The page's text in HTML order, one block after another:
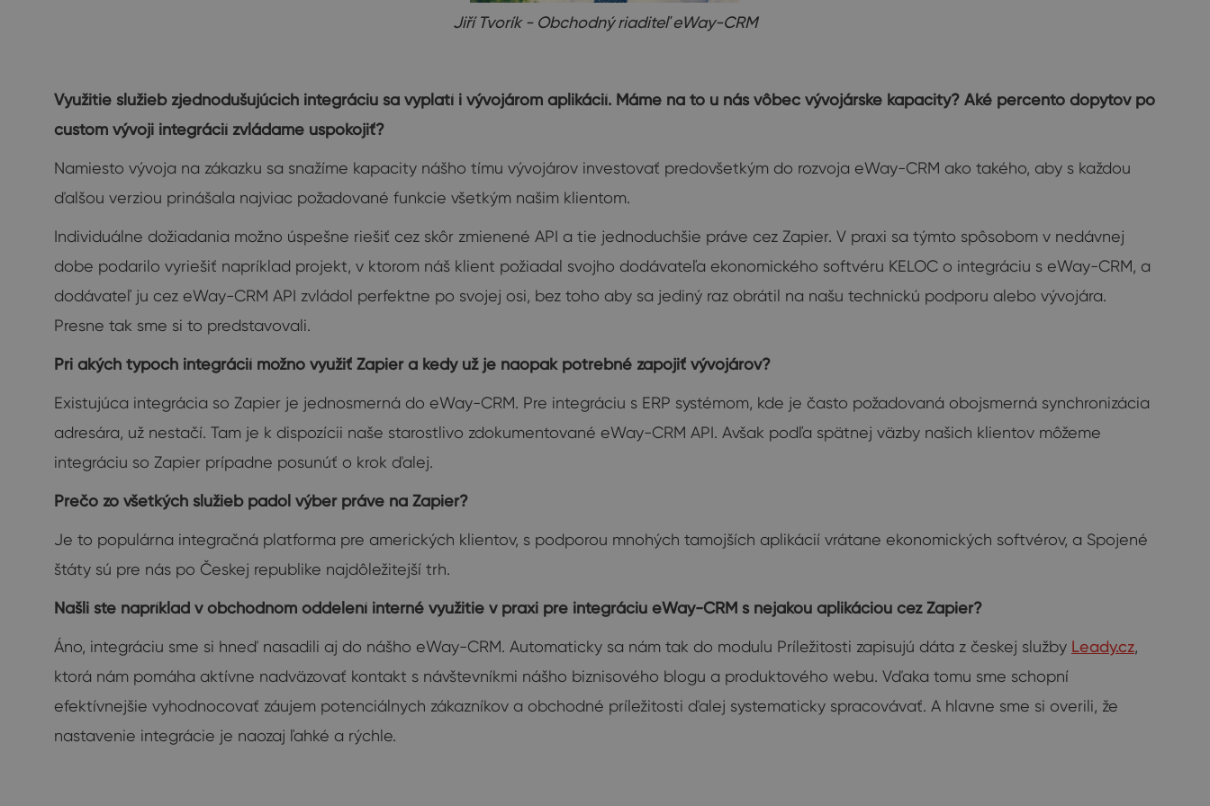
Jiří Tvorík - Obchodný riaditeľ eWay-CRM
Využitie služieb zjednodušujúcich integráciu sa vyplatí i vývojárom aplikácií. Máme na to u nás vôbec vývojárske kapacity? Aké percento dopytov po
custom vývoji integrácií zvládame uspokojiť?
Namiesto vývoja na zákazku sa snažíme kapacity nášho tímu vývojárov investovať predovšetkým do rozvoja eWay-CRM ako takého, aby s každou
ďalšou verziou prinášala najviac požadované funkcie všetkým našim klientom.
Individuálne dožiadania možno úspešne riešiť cez skôr zmienené API a tie jednoduchšie práve cez Zapier. V praxi sa týmto spôsobom v nedávnej
dobe podarilo vyriešiť napríklad projekt, v ktorom náš klient požiadal svojho dodávateľa ekonomického softvéru KELOC o integráciu s eWay-CRM, a
dodávateľ ju cez eWay-CRM API zvládol perfektne po svojej osi, bez toho aby sa jediný raz obrátil na našu technickú podporu alebo vývojára.
Presne tak sme si to predstavovali.
Pri akých typoch integrácií možno využiť Zapier a kedy už je naopak potrebné zapojiť vývojárov?
Existujúca integrácia so Zapier je jednosmerná do eWay-CRM. Pre integráciu s ERP systémom, kde je často požadovaná obojsmerná synchronizácia
adresára, už nestačí. Tam je k dispozícii naše starostlivo zdokumentované eWay-CRM API. Avšak podľa spätnej väzby našich klientov môžeme
integráciu so Zapier prípadne posunúť o krok ďalej.
Prečo zo všetkých služieb padol výber práve na Zapier?
Je to populárna integračná platforma pre amerických klientov, s podporou mnohých tamojších aplikácií vrátane ekonomických softvérov, a Spojené
štáty sú pre nás po Českej republike najdôležitejší trh.
Našli ste napríklad v obchodnom oddelení interné využitie v praxi pre integráciu eWay-CRM s nejakou aplikáciou cez Zapier?
Áno, integráciu sme si hneď nasadili aj do nášho eWay-CRM. Automaticky sa nám tak do modulu Príležitosti zapisujú dáta z českej služby Leady.cz,
ktorá nám pomáha aktívne nadväzovať kontakt s návštevníkmi nášho biznisového blogu a produktového webu. Vďaka tomu sme schopní
efektívnejšie vyhodnocovať záujem potenciálnych zákazníkov a obchodné príležitosti ďalej systematicky spracovávať. A hlavne sme si overili, že
nastavenie integrácie je naozaj ľahké a rýchle.